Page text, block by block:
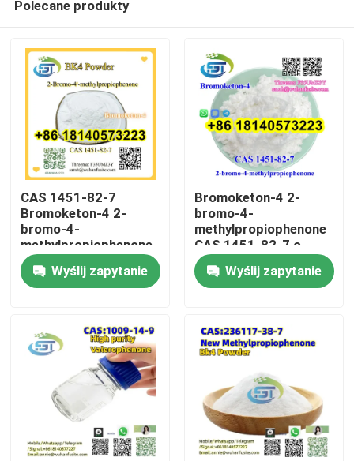
Produkty
Polecane produkty
CAS 1451-82-7
Bromoketon-4 2-
bromo-4-
methylpropiophenone
o wysokiej czystości
Wyślij zapytanie
Bromoketon-4 2-
bromo-4-
methylpropiophenone
CAS 1451-82-7 o
wysokiej czystości
Wyślij zapytanie